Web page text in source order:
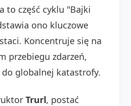
to część cyklu "Bajki
ono kluczowe
Koncentruje się na
przebiegu zdarzeń,
globalnej katastrofy.
Trurl, postać